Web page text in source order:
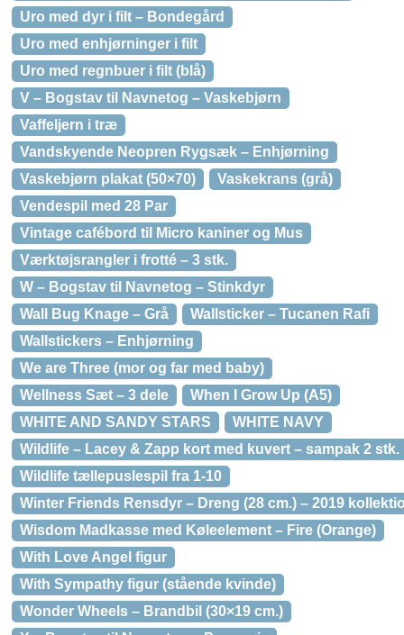
Uro med dyr i filt – Bondegård
Uro med enhjørninger i filt
Uro med regnbuer i filt (blå)
V – Bogstav til Navnetog – Vaskebjørn
Vaffeljern i træ
Vandskyende Neopren Rygsæk – Enhjørning
Vaskebjørn plakat (50×70)
Vaskekrans (grå)
Vendespil med 28 Par
Vintage cafébord til Micro kaniner og Mus
Værktøjsrangler i frotté – 3 stk.
W – Bogstav til Navnetog – Stinkdyr
Wall Bug Knage – Grå
Wallsticker – Tucanen Rafi
Wallstickers – Enhjørning
We are Three (mor og far med baby)
Wellness Sæt – 3 dele
When I Grow Up (A5)
WHITE AND SANDY STARS
WHITE NAVY
Wildlife – Lacey & Zapp kort med kuvert – sampak 2 stk.
Wildlife tællepuslespil fra 1-10
Winter Friends Rensdyr – Dreng (28 cm.) – 2019
Wisdom Madkasse med Køleelement – Fire (Orange)
With Love Angel figur
With Sympathy figur (stående kvinde)
Wonder Wheels – Brandbil (30×19 cm.)